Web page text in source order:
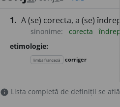
1. A (se) corecta, a (se)
sinonime: corecta
etimologie:
limba franceză corriger
info Lista completă de definiții se